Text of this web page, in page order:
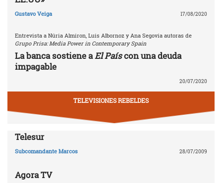
Gustavo Veiga 17/08/2020
Entrevista a Núria Almiron, Luis Albornoz y Ana Segovia autoras de
Grupo Prisa: Media Power in Contemporary Spain
La banca sostiene aEl Paíscon una deuda
impagable
20/07/2020
TELEVISIONES REBELDES
Telesur
Subcomandante Marcos 28/07/2009
Agora TV